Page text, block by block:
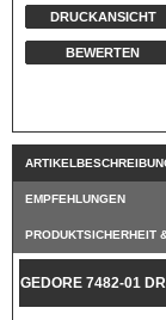
DRUCKANSICHT
BEWERTEN
EMPFEHLUNGEN
PRODUKTSICHERHEIT
GEDORE 7482-01